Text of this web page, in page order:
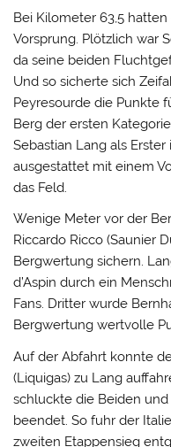
Bei Kilometer 63,5
Vorsprung. Plötzlich war
da seine beiden
Und so sicherte sich
Peyresourde die Punkte
Berg der ersten
Sebastian Lang als
ausgestattet mit einem
das Feld.
Wenige Meter vor der
Riccardo Ricco (Saunier
Bergwertung sichern.
d’Aspin durch ein
Fans. Dritter wurde
Bergwertung wertvolle
Auf der Abfahrt konnte
(Liquigas) zu Lang
schluckte die Beiden
beendet. So fuhr der
zweiten Etappensieg